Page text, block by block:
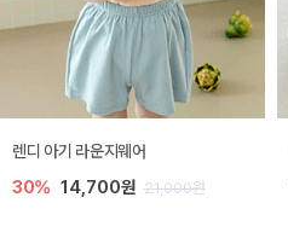
렌디 아기 라운지웨어
30% 14,700원 21,000원